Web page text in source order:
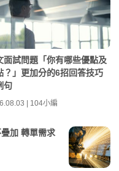
面試問題「你有哪些優點及
？」更加分的6招回答技巧
句
| 104小編
加 轉單需求